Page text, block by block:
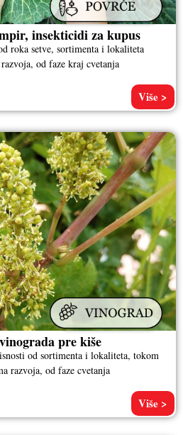
insekticidi za kupus
roka setve, sortimenta i lokaliteta
od faze kraj cvetanja
Više >
pre kiše
od sortimenta i lokaliteta, tokom
razvoja, od faze cvetanja
Više >